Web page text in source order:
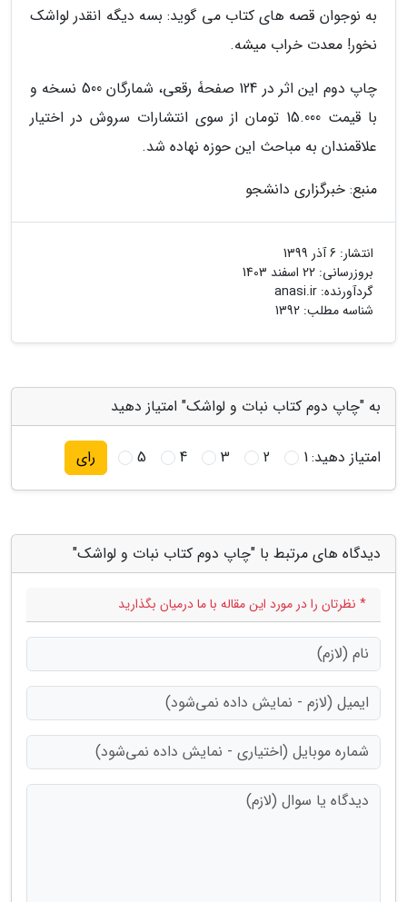
به نوجوان قصه های کتاب می گوید: بسه دیگه انقدر لواشک
نخور! معدت خراب میشه.
چاپ دوم این اثر در 124 صفحۀ رقعی، شمارگان 500 نسخه و
با قیمت 15.000 تومان از سوی انتشارات سروش در اختیار
علاقمندان به مباحث این حوزه نهاده شد.
منبع: خبرگزاری دانشجو
انتشار: 6 آذر 1399
بروزرسانی: 22 اسفند 1403
گردآورنده: anasi.ir
شناسه مطلب: 1392
به "چاپ دوم کتاب نبات و لواشک" امتیاز دهید
امتیاز دهید:1
2
3
4
5 رای
دیدگاه های مرتبط با "چاپ دوم کتاب نبات و لواشک"
* نظرتان را در مورد این مقاله با ما درمیان بگذارید